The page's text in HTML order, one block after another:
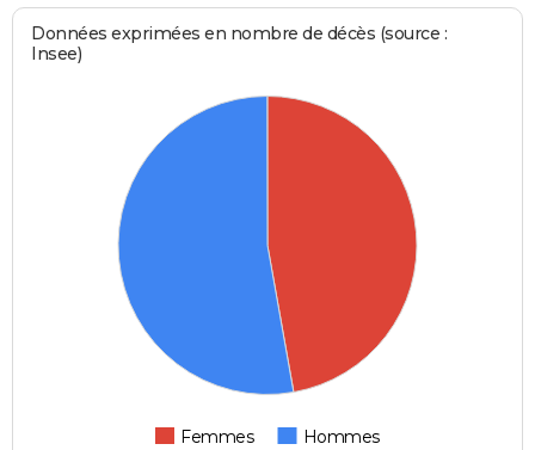
Données exprimées en nombre de décès (source :
Insee)
Femmes Hommes